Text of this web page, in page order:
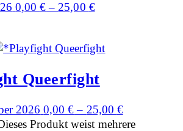
0,00€– 25,00 €
Queerfight
2026 0,00€– 25,00 €
Produkt weist mehrere